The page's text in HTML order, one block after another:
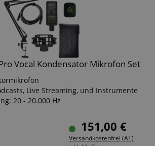
Vocal Kondensator Mikrofon Set
Live Streaming, und Instrumente
20 - 20.000 Hz
für schnelle Ergebnisse
Mikrofonspinne, Popfilter, Windschutz,
XLR-Kabel
151,00 €
Versandkostenfrei (AT)
Google-